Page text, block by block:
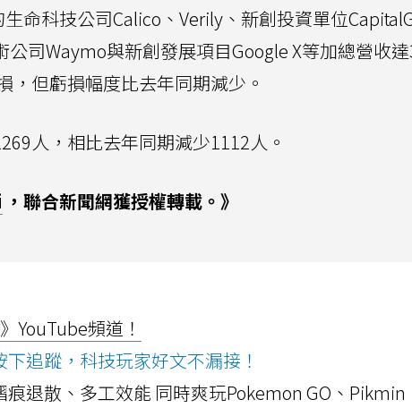
命科技公司Calico、Verily、新創投資單位
司Waymo與新創發展項目Google X等加總營收
，但虧損幅度比去年同期減少。
人，相比去年同期減少1112人。
，聯合新聞網獲授權轉載。》
YouTube頻道！
追蹤，科技玩家好文不漏接！
痕退散、多工效能 同時爽玩Pokemon GO、Pikmin